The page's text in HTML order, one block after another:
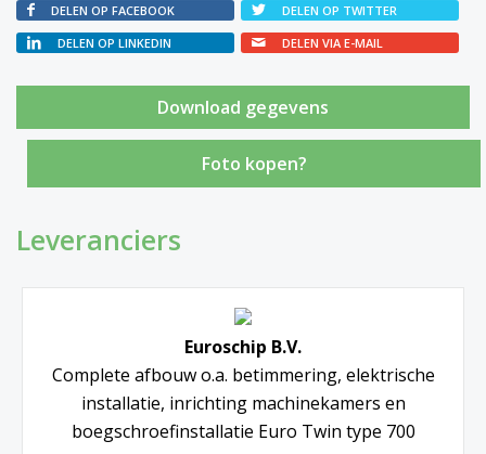
DELEN OP FACEBOOK
DELEN OP TWITTER
DELEN OP LINKEDIN
DELEN VIA E-MAIL
Foto kopen?
Leveranciers
Euroschip B.V.
Complete afbouw o.a. betimmering, elektrische
installatie, inrichting machinekamers en
boegschroefinstallatie Euro Twin type 700